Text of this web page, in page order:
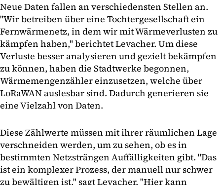
Neue Daten fallen an verschiedensten Stellen an.
"Wir betreiben über eine Tochtergesellschaft ein
Fernwärmenetz, in dem wir mit Wärmeverlusten zu
kämpfen haben," berichtet Levacher. Um diese
Verluste besser analysieren und gezielt bekämpfen
zu können, haben die Stadtwerke begonnen,
Wärmemengenzähler einzusetzen, welche über
LoRaWAN auslesbar sind. Dadurch generieren sie
eine Vielzahl von Daten.
Diese Zählwerte müssen mit ihrer räumlichen Lage
verschneiden werden, um zu sehen, ob es in
bestimmten Netzsträngen Auffälligkeiten gibt. "Das
ist ein komplexer Prozess, der manuell nur schwer
zu bewältigen ist," sagt Levacher. "Hier kann